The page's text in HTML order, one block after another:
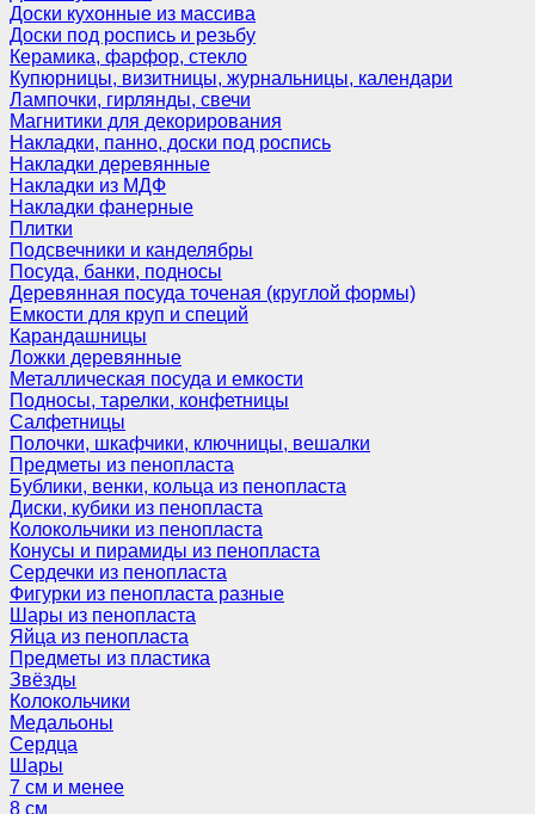
Доски кухонные из массива
Доски под роспись и резьбу
Керамика, фарфор, стекло
Купюрницы, визитницы, журнальницы, календари
Лампочки, гирлянды, свечи
Магнитики для декорирования
Накладки, панно, доски под роспись
Накладки деревянные
Накладки из МДФ
Накладки фанерные
Плитки
Подсвечники и канделябры
Посуда, банки, подносы
Деревянная посуда точеная (круглой формы)
Емкости для круп и специй
Карандашницы
Ложки деревянные
Металлическая посуда и емкости
Подносы, тарелки, конфетницы
Салфетницы
Полочки, шкафчики, ключницы, вешалки
Предметы из пенопласта
Бублики, венки, кольца из пенопласта
Диски, кубики из пенопласта
Колокольчики из пенопласта
Конусы и пирамиды из пенопласта
Сердечки из пенопласта
Фигурки из пенопласта разные
Шары из пенопласта
Яйца из пенопласта
Предметы из пластика
Звёзды
Колокольчики
Медальоны
Сердца
Шары
7 см и менее
8 см